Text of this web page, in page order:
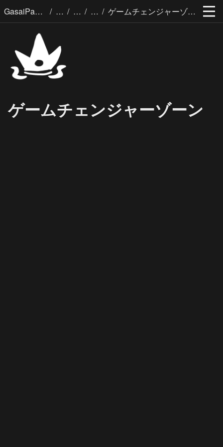
GasaiPages / / / / ゲームチェンジャーゾーン
ゲームチェンジャーゾーン